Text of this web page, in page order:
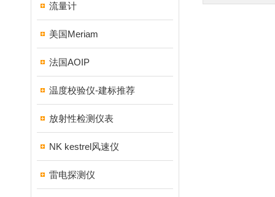
流量计
美国Meriam
法国AOIP
温度校验仪-建标推荐
放射性检测仪表
NK kestrel风速仪
雷电探测仪